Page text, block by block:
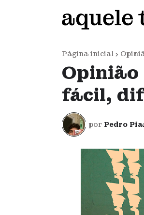
Página inicial
Opinião
fácil,
por Pedro